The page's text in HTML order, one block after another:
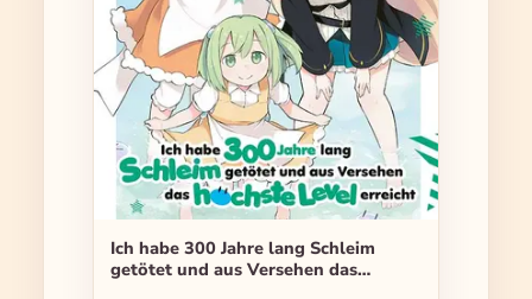
Ich habe 300 Jahre lang Schleim
getötet und aus Versehen das